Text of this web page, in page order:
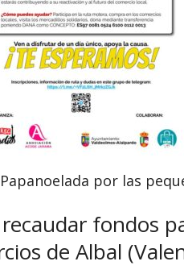
por las
fondos
de Albal